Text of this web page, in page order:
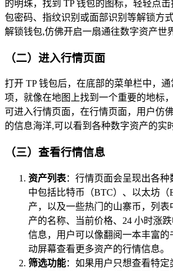
的明珠，找到 TP 钱包的图标，轻轻点
包密码、指纹识别或面部识别等解锁方
解锁钱包,仿佛开启一扇通往数字资产世
（二）进入行情页面
打开 TP 钱包后，在底部的菜单栏中，
项，就像在地图上找到一个重要的地标
可进入行情页面，在行情页面，用户仿
的信息海洋,可以看到各种数字资产的实
（三）查看行情信息
资产列表：行情页面会呈现出各
中包括比特币（BTC）、以太坊（
产，以及一些热门的山寨币，列表
产的名称、当前价格、24 小时涨
信息，用户可以像翻阅一本丰富的
动屏幕查看更多资产的行情信息。
筛选功能：如果用户只想查看特